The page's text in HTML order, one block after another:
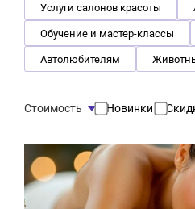
Услуги салонов красоты
Обучение и мастер-классы
Автолюбителям
Стоимость Новинки